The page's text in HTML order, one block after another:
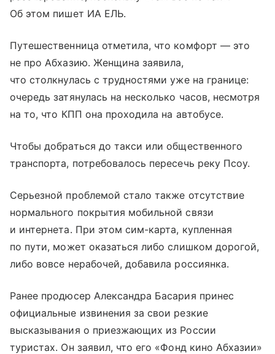
Об этом пишет ИА ЕЛЬ.
Путешественница отметила, что комфорт — это
не про Абхазию. Женщина заявила,
что столкнулась с трудностями уже на границе:
очередь затянулась на несколько часов, несмотря
на то, что КПП она проходила на автобусе.
Чтобы добраться до такси или общественного
транспорта, потребовалось пересечь реку Псоу.
Серьезной проблемой стало также отсутствие
нормального покрытия мобильной связи
и интернета. При этом сим-карта, купленная
по пути, может оказаться либо слишком дорогой,
либо вовсе нерабочей, добавила россиянка.
Ранее продюсер Александра Басария принес
официальные извинения за свои резкие
высказывания о приезжающих из России
туристах. Он заявил, что его «Фонд кино Абхазии»